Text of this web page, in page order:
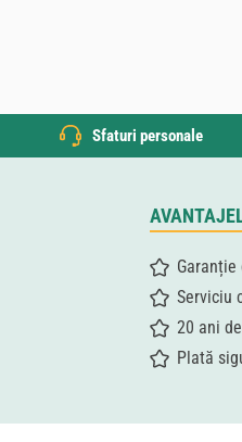
Sfaturi personale
Serviciu
20 ani
Plată